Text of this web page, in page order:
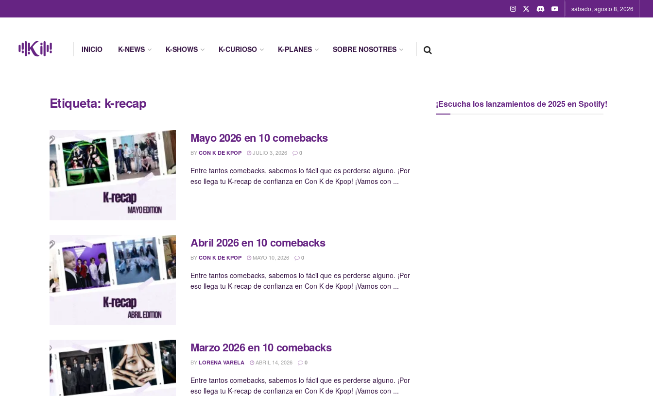
sábado, agosto 8, 2026
INICIO K-NEWS K-SHOWS K-CURIOSO K-PLANES SOBRE NOSOTRES
Etiqueta: k-recap
Mayo 2026 en 10 comebacks
BY CON K DE KPOP JULIO 3, 2026 0
Entre tantos comebacks, sabemos lo fácil que es perderse alguno. ¡Por
eso llega tu K-recap de confianza en Con K de Kpop! ¡Vamos con ...
Abril 2026 en 10 comebacks
BY CON K DE KPOP MAYO 10, 2026 0
Entre tantos comebacks, sabemos lo fácil que es perderse alguno. ¡Por
eso llega tu K-recap de confianza en Con K de Kpop! ¡Vamos con ...
Marzo 2026 en 10 comebacks
BY LORENA VARELA ABRIL 14, 2026 0
Entre tantos comebacks, sabemos lo fácil que es perderse alguno. ¡Por
eso llega tu K-recap de confianza en Con K de Kpop! ¡Vamos con ...
¡Escucha los lanzamientos de 2025 en Spotify!